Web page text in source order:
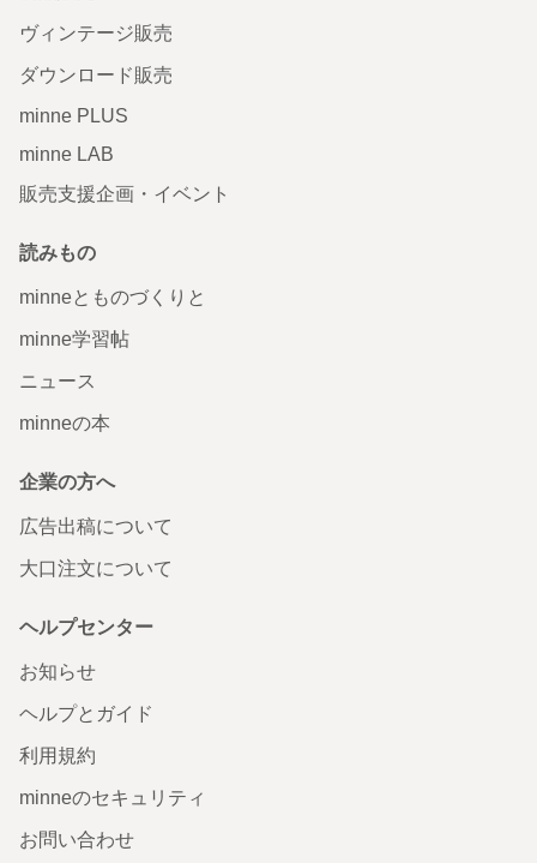
ヴィンテージ販売
ダウンロード販売
minne PLUS
minne LAB
販売支援企画・イベント
読みもの
minneとものづくりと
minne学習帖
ニュース
minneの本
企業の方へ
広告出稿について
大口注文について
ヘルプセンター
お知らせ
ヘルプとガイド
利用規約
minneのセキュリティ
お問い合わせ